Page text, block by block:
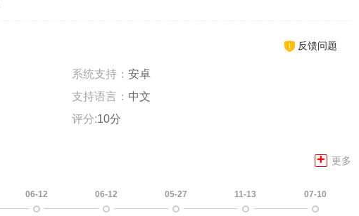
反馈问题
系统支持： 安卓
支持语言： 中文
评分:10分
+ 更多
06-12 06-12 05-27 11-13 07-10